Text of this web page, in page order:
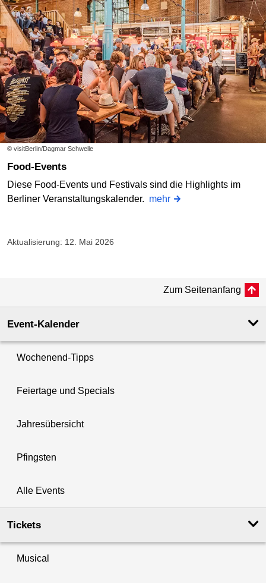
© visitBerlin/Dagmar Schwelle
Food-Events
Diese Food-Events und Festivals sind die Highlights im
Berliner Veranstaltungskalender. mehr
Aktualisierung: 12. Mai 2026
Zum Seitenanfang
Event-Kalender
Wochenend-Tipps
Feiertage und Specials
Jahresübersicht
Pfingsten
Alle Events
Tickets
Musical